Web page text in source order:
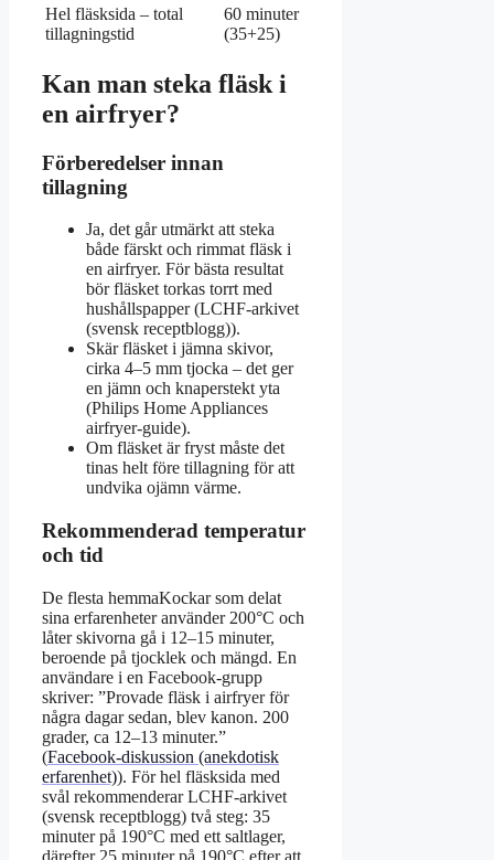
Hel fläsksida – total
tillagningstid
60 minuter
(35+25)
Kan man steka fläsk i
en airfryer?
Förberedelser innan
tillagning
Ja, det går utmärkt att steka
både färskt och rimmat fläsk i
en airfryer. För bästa resultat
bör fläsket torkas torrt med
hushållspapper (LCHF-arkivet
(svensk receptblogg)).
Skär fläsket i jämna skivor,
cirka 4–5 mm tjocka – det ger
en jämn och knaperstekt yta
(Philips Home Appliances
airfryer-guide).
Om fläsket är fryst måste det
tinas helt före tillagning för att
undvika ojämn värme.
Rekommenderad temperatur
och tid
De flesta hemmaKockar som delat
sina erfarenheter använder 200°C och
låter skivorna gå i 12–15 minuter,
beroende på tjocklek och mängd. En
användare i en Facebook-grupp
skriver: ”Provade fläsk i airfryer för
några dagar sedan, blev kanon. 200
grader, ca 12–13 minuter.”
(Facebook-diskussion (anekdotisk
erfarenhet)). För hel fläsksida med
svål rekommenderar LCHF-arkivet
(svensk receptblogg) två steg: 35
minuter på 190°C med ett saltlager,
därefter 25 minuter på 190°C efter att